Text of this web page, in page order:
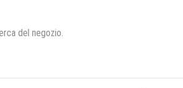
del negozio.